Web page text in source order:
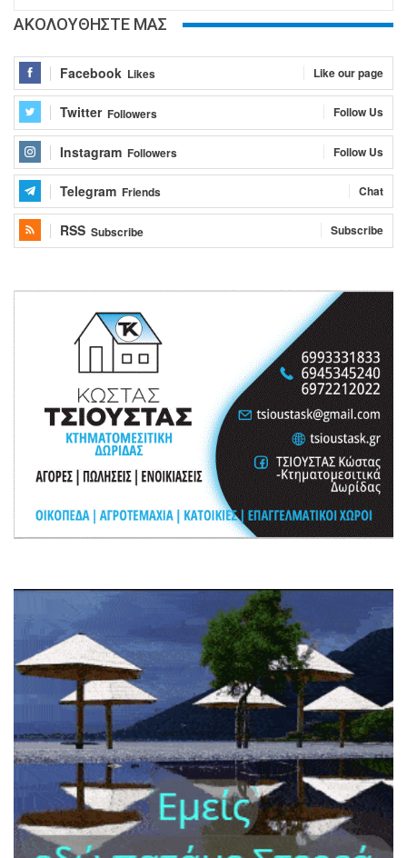
ΑΚΟΛΟΥΘΗΣΤΕ ΜΑΣ
Facebook Likes Like our page
Twitter Followers Follow Us
Instagram Followers Follow Us
Telegram Friends Chat
RSS Subscribe Subscribe